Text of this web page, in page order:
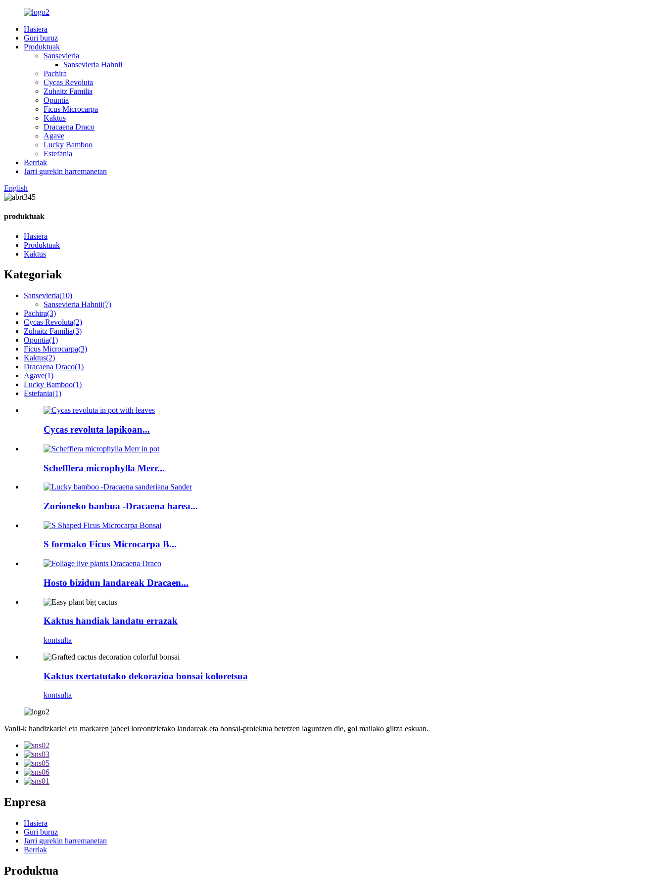
Hasiera
Guri buruz
Produktuak
Sansevieria
Sansevieria Hahnii
Pachira
Cycas Revoluta
Zuhaitz Familia
Opuntia
Ficus Microcarpa
Kaktus
Dracaena Draco
Agave
Lucky Bamboo
Estefania
Berriak
Jarri gurekin harremanetan
English
produktuak
Hasiera
Produktuak
Kaktus
Kategoriak
Sansevieria(10)
Sansevieria Hahnii(7)
Pachira(3)
Cycas Revoluta(2)
Zuhaitz Familia(3)
Opuntia(1)
Ficus Microcarpa(3)
Kaktus(2)
Dracaena Draco(1)
Agave(1)
Lucky Bamboo(1)
Estefania(1)
Cycas revoluta lapikoan...
Schefflera microphylla Merr...
Zorioneko banbua -Dracaena harea...
S formako Ficus Microcarpa B...
Hosto bizidun landareak Dracaen...
Kaktus handiak landatu errazak
kontsulta
Kaktus txertatutako dekorazioa bonsai koloretsua
kontsulta
Vanli-k handizkariei eta markaren jabeei loreontzietako landareak eta bonsai-proiektua betetzen laguntzen die, goi mailako giltza eskuan.
Enpresa
Hasiera
Guri buruz
Jarri gurekin harremanetan
Berriak
Produktua